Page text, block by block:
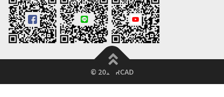
© 2018 RCAD